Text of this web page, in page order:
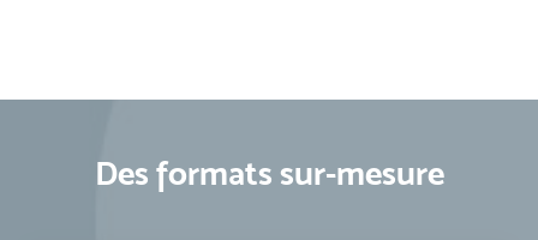
Des formats sur-mesure